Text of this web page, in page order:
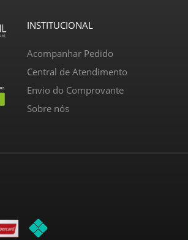
INSTITUCIONAL
Acompanhar Pedido
Central de Atendimento
Envio do Comprovante
Sobre nós